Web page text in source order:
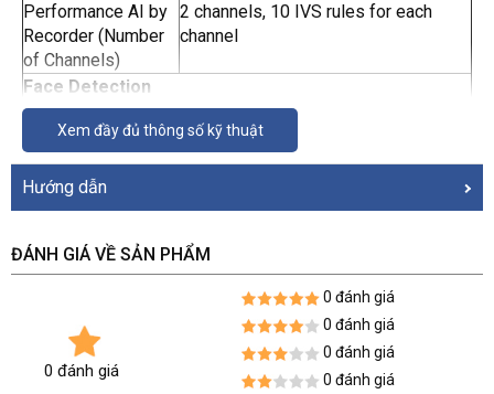
Performance AI by
Recorder (Number
of Channels)
2 channels, 10 IVS rules for each
channel
Face Detection
Face Attributes
Gender; age group; glasses;
expressions; face mask; beard
Face Detection
Performance of AI
by Recorder
Channels)
2 channels (up to 12 face images/s)
Face Database
Up to 10 face databases with 20,000
face images in total.
Name, gender, birthday, address,
certificate type, cerificate No.,
Xem đầy đủ thông số kỹ thuật
Hướng dẫn
ĐÁNH GIÁ VỀ SẢN PHẨM
0 đánh giá
0 đánh giá
0 đánh giá
0 đánh giá
0 đánh giá